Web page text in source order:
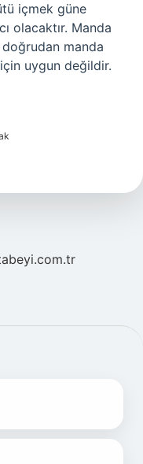
içmek güne
olacaktır. Manda
manda
uygun değildir.